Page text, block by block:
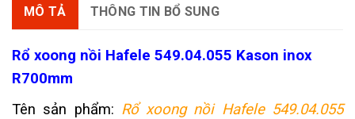
MÔ TẢ THÔNG TIN BỔ SUNG
Rổ xoong nồi Hafele 549.04.055 Kason inox
R700mm
Tên sản phẩm: Rổ xoong nồi Hafele 549.04.055